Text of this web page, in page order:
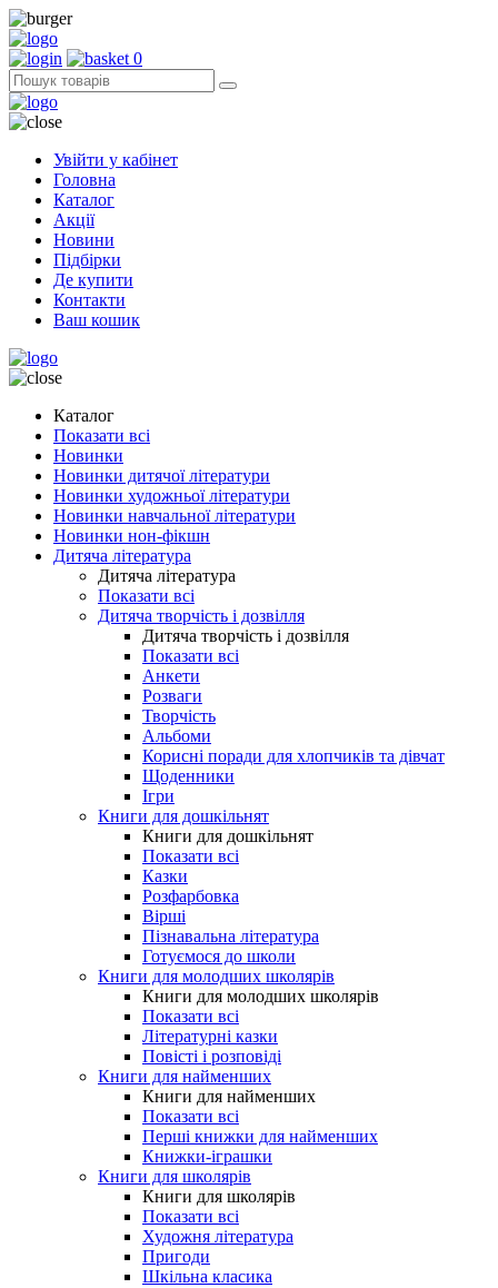
0
Увійти у кабінет
Головна
Каталог
Акції
Новини
Підбірки
Де купити
Контакти
Ваш кошик
Каталог
Показати всі
Новинки
Новинки дитячої літератури
Новинки художньої літератури
Новинки навчальної літератури
Новинки нон-фікшн
Дитяча література
Дитяча література
Показати всі
Дитяча творчість і дозвілля
Дитяча творчість і дозвілля
Показати всі
Анкети
Розваги
Творчість
Альбоми
Корисні поради для хлопчиків та дівчат
Щоденники
Ігри
Книги для дошкільнят
Книги для дошкільнят
Показати всі
Казки
Розфарбовка
Вірші
Пізнавальна література
Готуємося до школи
Книги для молодших школярів
Книги для молодших школярів
Показати всі
Літературні казки
Повісті і розповіді
Книги для найменших
Книги для найменших
Показати всі
Перші книжки для найменших
Книжки-іграшки
Книги для школярів
Книги для школярів
Показати всі
Художня література
Пригоди
Шкільна класика